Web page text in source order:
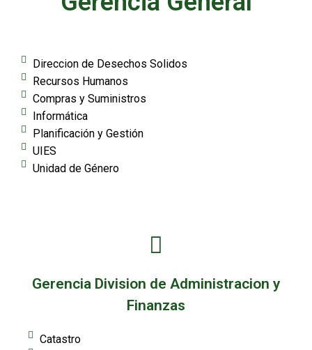
Direccion de Desechos Solidos
Recursos Humanos
Compras y Suministros
Informática
Planificación y Gestión
UIES
Unidad de Género
Gerencia Division de Administracion y
Finanzas
Catastro